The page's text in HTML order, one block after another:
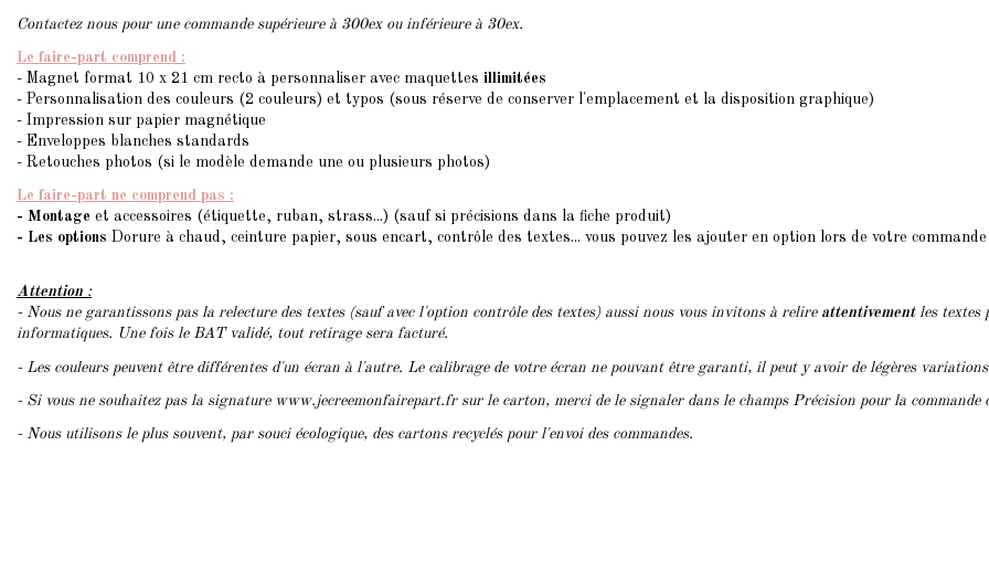
Contactez nous pour une commande supérieure à 300ex ou inférieure à 30ex.
Le faire-part comprend :
- Magnet format 10 x 21 cm recto à personnaliser avec maquettes illimitées
- Personnalisation des couleurs (2 couleurs) et typos (sous réserve de conserver l'emplacement et la disposition graphique)
- Impression sur papier magnétique
- Enveloppes blanches standards
- Retouches photos (si le modèle demande une ou plusieurs photos)
Le faire-part ne comprend pas :
- Montage et accessoires (étiquette, ruban, strass...) (sauf si précisions dans la fiche produit)
- Les options Dorure à chaud, ceinture papier, sous encart, contrôle des textes... vous pouvez les ajouter en option lors de votre commande
Attention :
- Nous ne garantissons pas la relecture des textes (sauf avec l'option contrôle des textes) aussi nous vous invitons à relire attentivementles textes
informatiques. Une fois le BAT validé, tout retirage sera facturé.
- Les couleurs peuvent être différentes d'un écran à l'autre. Le calibrage de votre écran ne pouvant être garanti, il peut y avoir de légères
- Si vous ne souhaitez pas la signature www.jecreemonfairepart.fr sur le carton, merci de le signaler dans le champs Précision pour la commande
- Nous utilisons le plus souvent, par souci écologique, des cartons recyclés pour l'envoi des commandes.